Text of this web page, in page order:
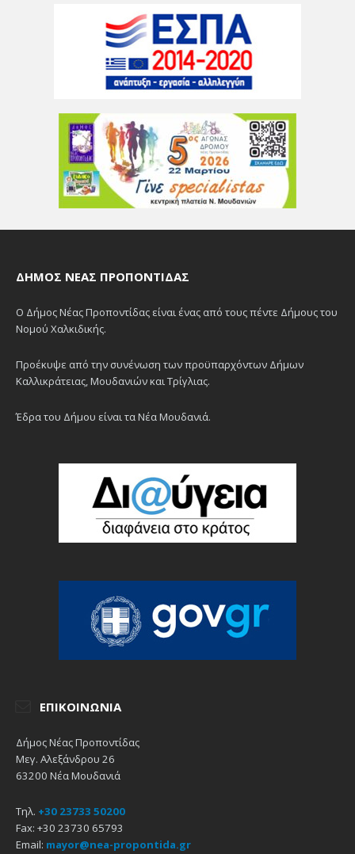
ΔΉΜΟΣ ΝΈΑΣ ΠΡΟΠΟΝΤΊΔΑΣ
Ο Δήμος Νέας Προποντίδας είναι ένας από τους πέντε Δήμους του
Νομού Χαλκιδικής.
Προέκυψε από την συνένωση των προϋπαρχόντων Δήμων
Καλλικράτειας, Μουδανιών και Τρίγλιας.
Έδρα του Δήμου είναι τα Νέα Μουδανιά.
ΕΠΙΚΟΙΝΩΝΊΑ
Δήμος Νέας Προποντίδας
Μεγ. Αλεξάνδρου 26
63200 Νέα Μουδανιά
Τηλ. +30 23733 50200
Fax: +30 23730 65793
Email: mayor@nea-propontida.gr